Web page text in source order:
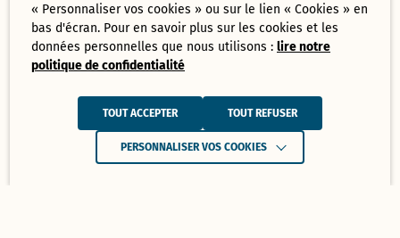
« Personnaliser vos cookies » ou sur le lien « Cookies » en
bas d'écran. Pour en savoir plus sur les cookies et les
données personnelles que nous utilisons :lire notre
politique de confidentialité
TOUT ACCEPTER TOUT REFUSER
PERSONNALISER VOS COOKIES